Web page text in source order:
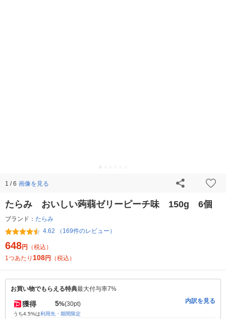
1 / 6 画像を見る
たらみ おいしい蒟蒻ゼリーピーチ味 150g 6個
ブランド： たらみ
4.62 （169件のレビュー）
648円
（税込）
1つあたり 108円 （税込）
お買い物でもらえる特典最大付与率7%
獲得 5%(30pt)
うち4.5%は利用先・期間限定
内訳を見る